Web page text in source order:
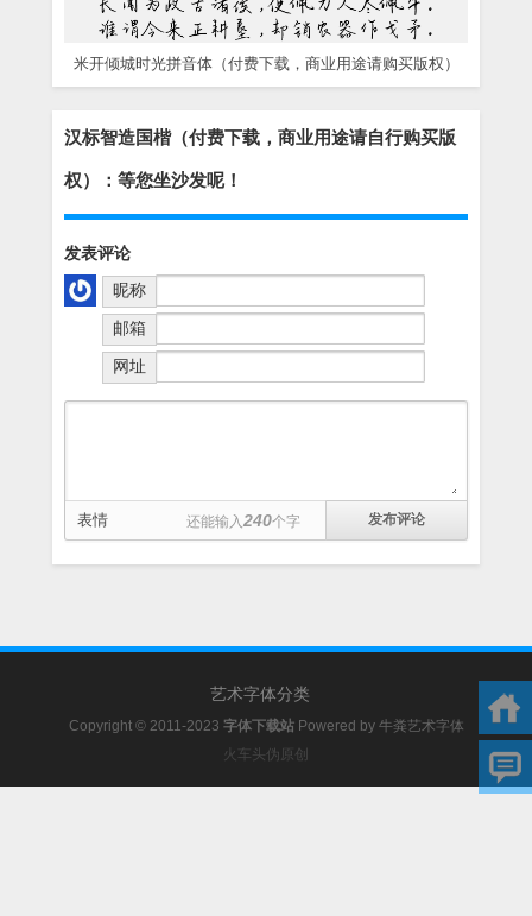
米开倾城时光拼音体（付费下载，商业用途请购买版权）
汉标智造国楷（付费下载，商业用途请自行购买版
权）：等您坐沙发呢！
发表评论
昵称
邮箱
网址
表情 还能输入240个字
艺术字体分类
Copyright © 2011-2023 字体下载站 Powered by 牛粪艺术字体
火车头伪原创